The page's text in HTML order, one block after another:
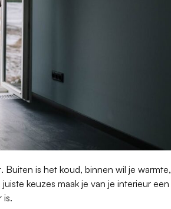
Buiten is het koud, binnen wil je warmte,
keuzes maak je van je interieur een
is.